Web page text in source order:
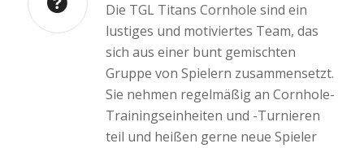
Die TGL Titans Cornhole sind ein
lustiges und motiviertes Team, das
sich aus einer bunt gemischten
Gruppe von Spielern zusammensetzt.
Sie nehmen regelmäßig an Cornhole-
Trainingseinheiten und -Turnieren
teil und heißen gerne neue Spieler